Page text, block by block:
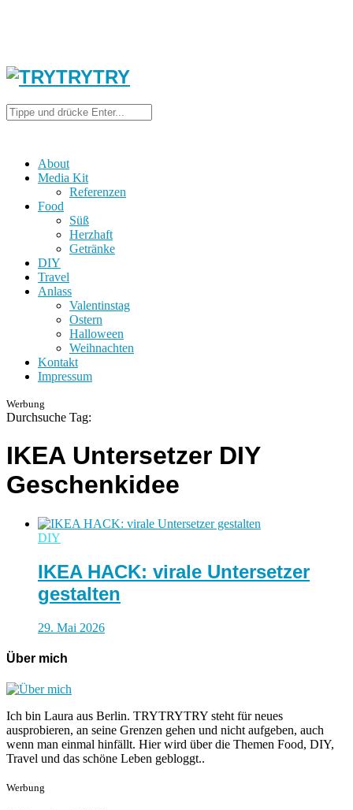
About
Media Kit
Referenzen
Food
Süß
Herzhaft
Getränke
DIY
Travel
Anlass
Valentinstag
Ostern
Halloween
Weihnachten
Kontakt
Impressum
Werbung
Durchsuche Tag:
IKEA Untersetzer DIY
Geschenkidee
DIY
IKEA HACK: virale Untersetzer
gestalten
29. Mai 2026
Über mich
Ich bin Laura aus Berlin. TRYTRYTRY steht für neues
ausprobieren, an seine Grenzen gehen und nicht aufgeben, auch
wenn man einmal hinfällt. Hier wird über die Themen Food, DIY,
Travel und das schöne Leben gebloggt..
Werbung